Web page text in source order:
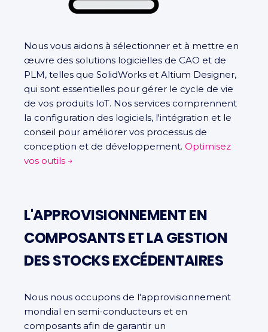
Nous vous aidons à sélectionner et à mettre en
œuvre des solutions logicielles de CAO et de
PLM, telles que SolidWorks et Altium Designer,
qui sont essentielles pour gérer le cycle de vie
de vos produits IoT. Nos services comprennent
la configuration des logiciels, l'intégration et le
conseil pour améliorer vos processus de
conception et de développement. Optimisez
vos outils →
L'APPROVISIONNEMENT EN
COMPOSANTS ET LA GESTION
DES STOCKS EXCÉDENTAIRES
Nous nous occupons de l'approvisionnement
mondial en semi-conducteurs et en
composants afin de garantir un